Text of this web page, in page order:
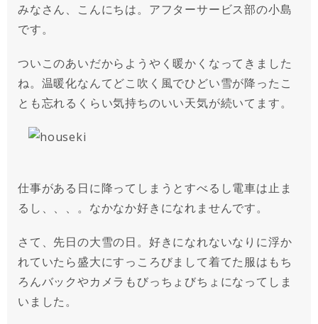
みなさん、こんにちは。アフターサービス部の小島
です。
ついこのあいだからようやく暖かくなってきました
ね。温暖化なんてどこ吹く風でひどい雪が降ったこ
とも忘れるくらい気持ちのいい天気が続いてます。
仕事がある日に降ってしまうとすべるし電車は止ま
るし、、、。なかなか好きになれませんです。
さて、先日の大雪の日。好きになれないなりに浮か
れていたら盛大にすっころびまして着てた服はもち
ろんバックやカメラもびっちょびちょになってしま
いました。